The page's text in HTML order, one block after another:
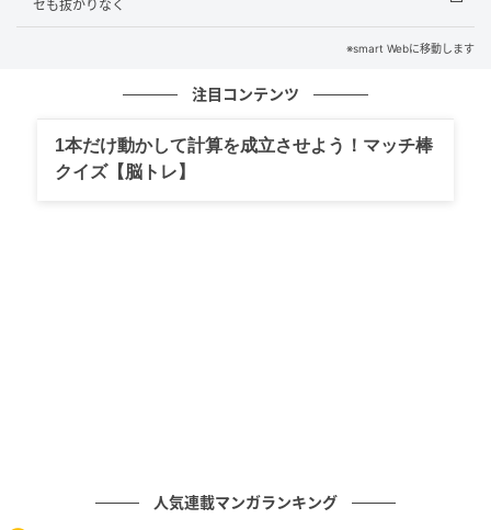
セも抜かりなく
※smart Webに移動します
注目コンテンツ
1本だけ動かして計算を成立させよう！マッチ棒
クイズ【脳トレ】
人気連載マンガランキング